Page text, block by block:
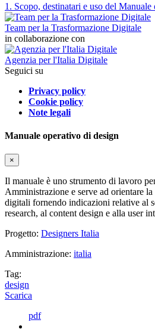
1. Scopo, destinatari e uso del
Team per la Trasformazione Digitale
in collaborazione con
Agenzia per l'Italia Digitale
Seguici su
Privacy policy
Cookie policy
Note legali
Manuale operativo di design
×
Il manuale è uno strumento di lavoro
Amministrazione e serve ad orientare
digitali fornendo indicazioni relative al
research, al content design e alla user
Progetto: Designers Italia
Amministrazione: italia
Tag:
design
Scarica
pdf